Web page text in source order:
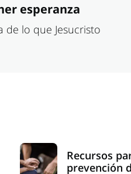
esperanza
de lo que Jesucristo
Recursos
prevención